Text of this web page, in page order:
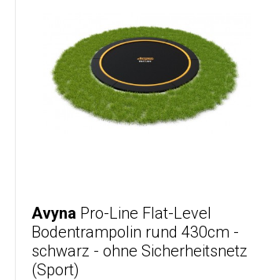
Avyna Pro-Line Flat-Level
Bodentrampolin rund 430cm -
schwarz - ohne Sicherheitsnetz
(Sport)